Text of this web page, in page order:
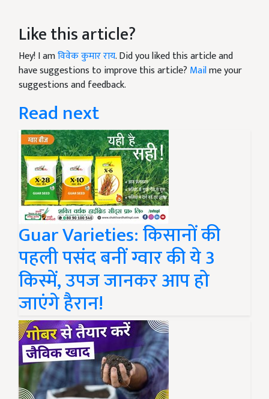
Like this article?
Hey! I amविवेक कुमार राय. Did you liked this article and
have suggestions to improve this article? Mailme your
suggestions and feedback.
Read next
Guar Varieties: किसानों की
पहली पसंद बनीं ग्वार की ये 3
किस्में, उपज जानकर आप हो
जाएंगे हैरान!